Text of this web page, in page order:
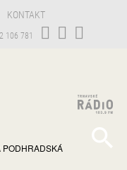
KONTAKT
106 781
PODHRADSKÁ